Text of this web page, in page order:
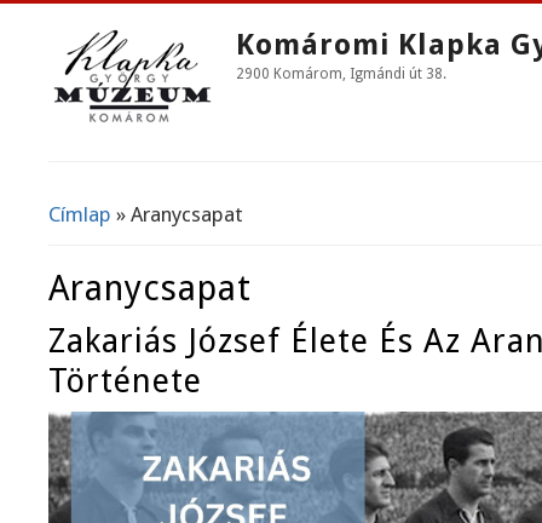
Komáromi Klapka
2900 Komárom, Igmándi út 38.
Jelenlegi Hely
Címlap » Aranycsapat
Aranycsapat
Zakariás József Élete És Az
Története